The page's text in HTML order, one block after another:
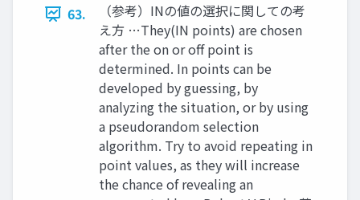
63.
（参考）INの値の選択に関しての考
え方 …They(IN points) are chosen
after the on or off point is
determined. In points can be
developed by guessing, by
analyzing the situation, or by using
a pseudorandom selection
algorithm. Try to avoid repeating in
point values, as they will increase
the chance of revealing an